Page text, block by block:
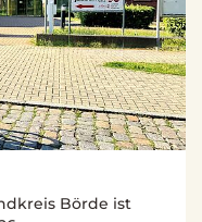
Börde ist